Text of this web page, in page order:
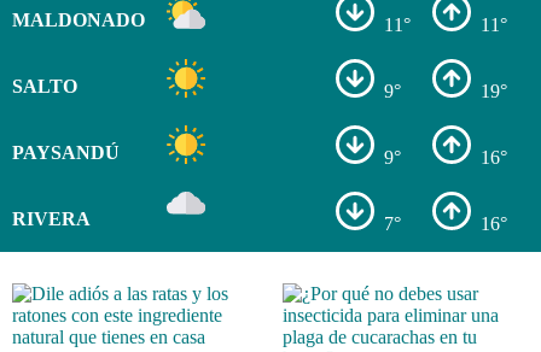
MALDONADO 11° 11°
SALTO 9° 19°
PAYSANDÚ 9° 16°
RIVERA 7° 16°